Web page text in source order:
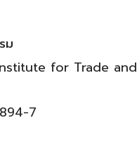
ม
for Trade and
7